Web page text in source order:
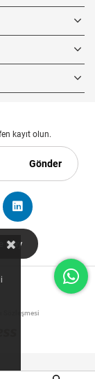
kayıt olun.
Gönder
Play
Sözleşmesi